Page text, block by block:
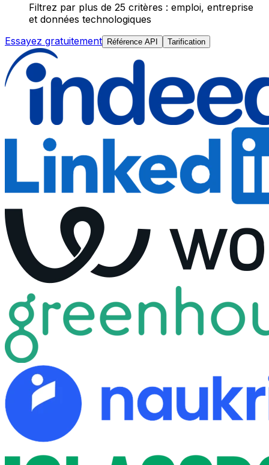
Filtrez par plus de 25 critères : emploi, entreprise
et données technologiques
Essayez gratuitement Référence API Tarification